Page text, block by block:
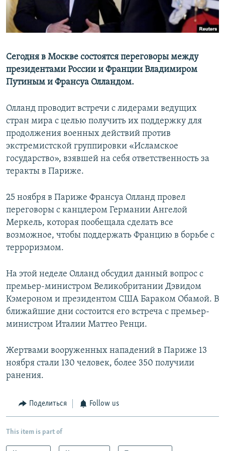
Сегодня в Москве состоятся переговоры между
президентами России и Франции Владимиром
Путиным и Франсуа Олландом.
Олланд проводит встречи с лидерами ведущих
стран мира с целью получить их поддержку для
продолжения военных действий против
экстремистской группировки «Исламское
государство», взявшей на себя ответственность за
теракты в Париже.
25 ноября в Париже Франсуа Олланд провел
переговоры с канцлером Германии Ангелой
Меркель, которая пообещала сделать все
возможное, чтобы поддержать Францию в борьбе с
терроризмом.
На этой неделе Олланд обсудил данный вопрос с
премьер-министром Великобритании Дэвидом
Кэмероном и президентом США Бараком Обамой. В
ближайшие дни состоится его встреча с премьер-
министром Италии Маттео Ренци.
Жертвами вооруженных нападений в Париже 13
ноября стали 130 человек, более 350 получили
ранения.
Поделиться Follow us
This item is part of